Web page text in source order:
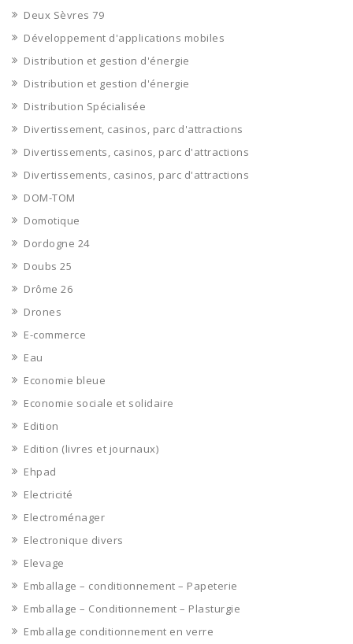
Deux Sèvres 79
Développement d'applications mobiles
Distribution et gestion d'énergie
Distribution et gestion d'énergie
Distribution Spécialisée
Divertissement, casinos, parc d'attractions
Divertissements, casinos, parc d'attractions
Divertissements, casinos, parc d'attractions
DOM-TOM
Domotique
Dordogne 24
Doubs 25
Drôme 26
Drones
E-commerce
Eau
Economie bleue
Economie sociale et solidaire
Edition
Edition (livres et journaux)
Ehpad
Electricité
Electroménager
Electronique divers
Elevage
Emballage – conditionnement – Papeterie
Emballage – Conditionnement – Plasturgie
Emballage conditionnement en verre